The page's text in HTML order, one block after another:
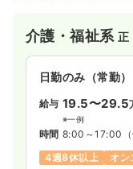
迅速な救急対応や入
ように配慮している
介護・福祉系正
日勤のみ（常勤）
給与 19.5〜29.5
※一例
時間 8:00～17:00
4週8休以上
オン